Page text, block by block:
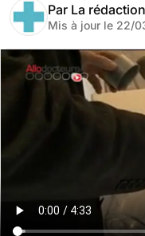
Par La
Mis à jour le 22/